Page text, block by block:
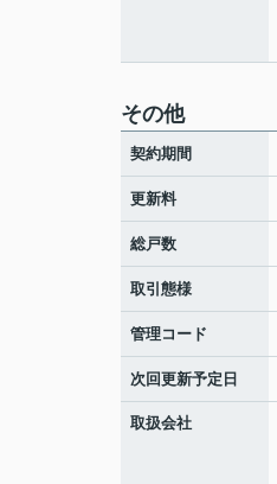
その他
契約期間
更新料
総戸数
取引態様
管理コード
次回更新予定日
取扱会社